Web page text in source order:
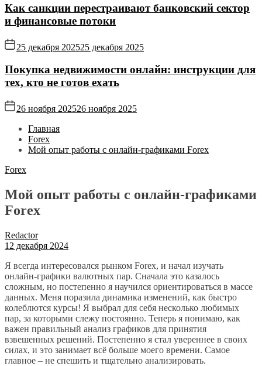
Как санкции перестраивают банковский сектор
и финансовые потоки
25 декабря 202525 декабря 2025
Покупка недвижимости онлайн: инструкции для
тех, кто не готов ехать
26 ноября 202526 ноября 2025
Главная
Forex
Мой опыт работы с онлайн-графиками Forex
Forex
Мой опыт работы с онлайн-графиками
Forex
Redactor
12 декабря 2024
Я всегда интересовался рынком Forex, и начал изучать
онлайн-графики валютных пар. Сначала это казалось
сложным, но постепенно я научился ориентироваться в массе
данных. Меня поразила динамика изменений, как быстро
колеблются курсы! Я выбрал для себя несколько любимых
пар, за которыми слежу постоянно. Теперь я понимаю, как
важен правильный анализ графиков для принятия
взвешенных решений. Постепенно я стал увереннее в своих
силах, и это занимает всё больше моего времени. Самое
главное – не спешить и тщательно анализировать.